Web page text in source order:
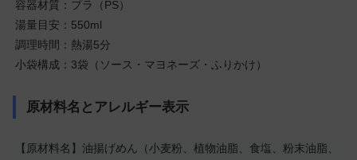
容器材質：プラ（PS）
湯量目安：550ml
調理時間：熱湯5分
小袋構成：3袋（ソース・マヨネーズ・ふりかけ）
原材料名とアレルギー表示
【原材料名】油揚げめん（小麦粉、植物油脂、食塩、粉末油脂、